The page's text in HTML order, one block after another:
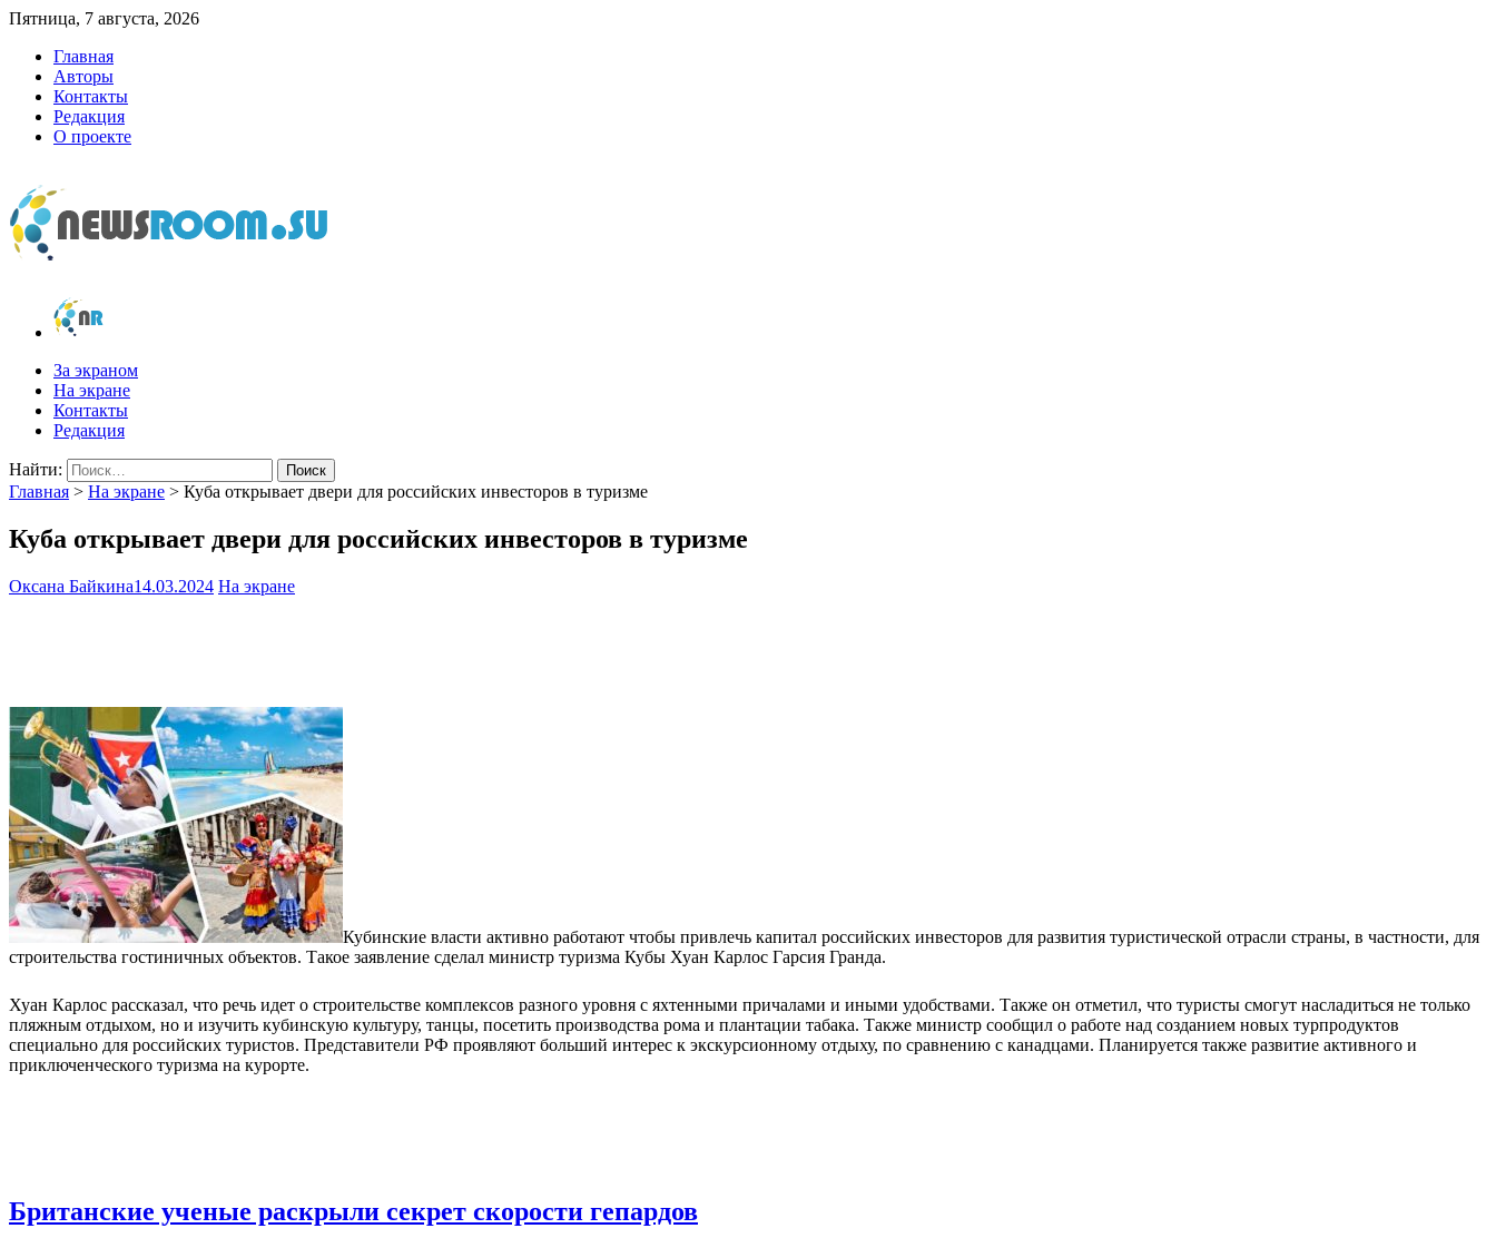
Пятница, 7 августа, 2026
Главная
Авторы
Контакты
Редакция
О проекте
newsroom.su
Новости о новостях
За экраном
На экране
Контакты
Редакция
Найти:
Главная > На экране > Куба открывает двери для российских инвесторов в туризме
Куба открывает двери для российских инвесторов в туризме
Оксана Байкина14.03.2024 На экране
Кубинские власти активно работают чтобы привлечь капитал российских инвесторов для развития туристической отрасли страны, в частности, для
строительства гостиничных объектов. Такое заявление сделал министр туризма Кубы Хуан Карлос Гарсия Гранда.
Хуан Карлос рассказал, что речь идет о строительстве комплексов разного уровня с яхтенными причалами и иными удобствами. Также он отметил, что туристы смогут насладиться не только
пляжным отдыхом, но и изучить кубинскую культуру, танцы, посетить производства рома и плантации табака. Также министр сообщил о работе над созданием новых турпродуктов
специально для российских туристов. Представители РФ проявляют больший интерес к экскурсионному отдыху, по сравнению с канадцами. Планируется также развитие активного и
приключенческого туризма на курорте.
Британские ученые раскрыли секрет скорости гепардов